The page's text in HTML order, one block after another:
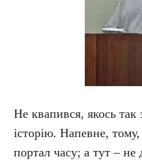
Не квапився, якось так
історію. Напевне,
портал часу; а тут – не